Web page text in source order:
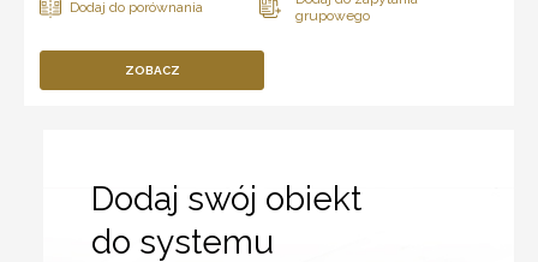
ZOBACZ
Dodaj swój obiekt
do systemu